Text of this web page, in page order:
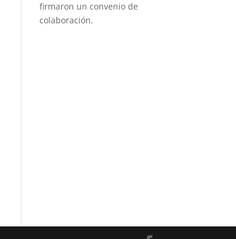
firmaron un convenio de
colaboración.